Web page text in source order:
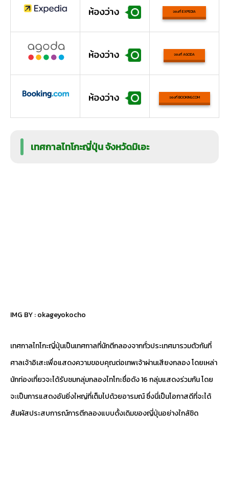
จองที่ EXPEDIA
จองที่ AGODA
จองที่ BOOKING.COM
เทศกาลไทโกะญี่ปุ่น จังหวัดมิเอะ
IMG BY :okageyokocho
เทศกาลไทโกะญี่ปุ่นเป็นเทศกาลที่นักตีกลองจากทั่วประเทศมารวมตัวกันที่
ศาลเจ้าอิเสะเพื่อแสดงความขอบคุณต่อเทพเจ้าผ่านเสียงกลอง โดยเหล่า
นักท่องเที่ยวจะได้รับชมกลุ่มกลองไทโกะชื่อดัง 16 กลุ่มแสดงร่วมกัน โดย
จะเป็นการแสดงอันยิ่งใหญ่ที่เต็มไปด้วยอารมณ์ ซึ่งนี่เป็นโอกาสดีที่จะได้
สัมผัสประสบการณ์การตีกลองแบบดั้งเดิมของญี่ปุ่นอย่างใกล้ชิด